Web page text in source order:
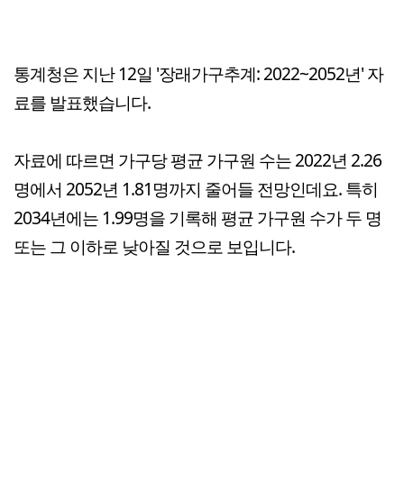
통계청은 지난 12일 '장래가구추계: 2022~2052년' 자
료를 발표했습니다.
자료에 따르면 가구당 평균 가구원 수는 2022년 2.26
명에서 2052년 1.81명까지 줄어들 전망인데요. 특히
2034년에는 1.99명을 기록해 평균 가구원 수가 두 명
또는 그 이하로 낮아질 것으로 보입니다.